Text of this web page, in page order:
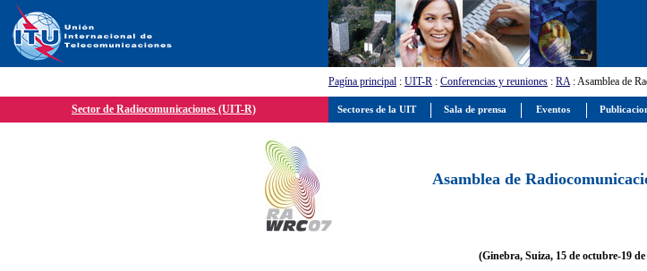
Pagína principal : UIT-R : Conferencias y reuniones : RA: Asamblea de
Sector de Radiocomunicaciones (UIT-R)
Asamblea de
(Ginebra, Suiza, 15 de octubre-19
Sectores de la UIT Sala de prensa Eventos